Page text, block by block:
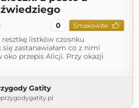
0 Smakowite
resztkę listków czosnku
zastanawiałam co z nimi
oko przepis Alicji. Przy okazji
Gatity